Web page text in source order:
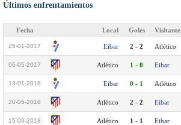
Últimos enfrentamientos
Fecha Local Goles Visitante
25-01-2017 Eibar 2 - 2 Atlético
06-05-2017 Atlético 1 - 0 Eibar
13-01-2018 Eibar 0 - 1 Atlético
20-05-2018 Atlético 2 - 2 Eibar
15-09-2018 Atlético 1 - 1 Eibar